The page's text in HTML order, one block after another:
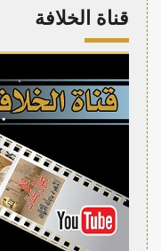
قناة الخلافة